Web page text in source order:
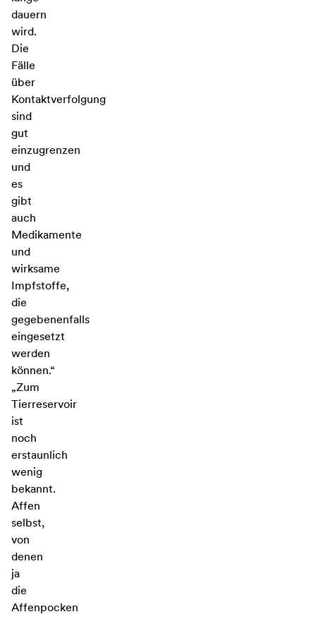
dauern
wird.
Die
Fälle
über
Kontaktverfolgung
sind
gut
einzugrenzen
und
es
gibt
auch
Medikamente
und
wirksame
Impfstoffe,
die
gegebenenfalls
eingesetzt
werden
können.“
„Zum
Tierreservoir
ist
noch
erstaunlich
wenig
bekannt.
Affen
selbst,
von
denen
ja
die
Affenpocken